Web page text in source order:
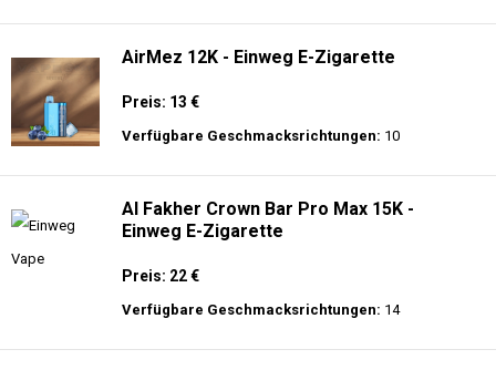
AirMez 12K - Einweg E-Zigarette
Preis: 13 €
Verfügbare Geschmacksrichtungen: 10
Al Fakher Crown Bar Pro Max 15K -
Einweg E-Zigarette
Preis: 22 €
Verfügbare Geschmacksrichtungen: 14